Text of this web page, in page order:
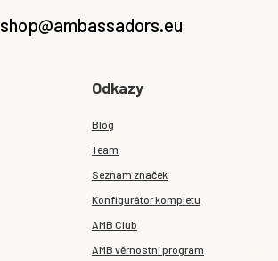
shop@ambassadors.eu
Odkazy
Blog
Team
Seznam značek
Konfigurátor kompletu
AMB Club
AMB věrnostní program